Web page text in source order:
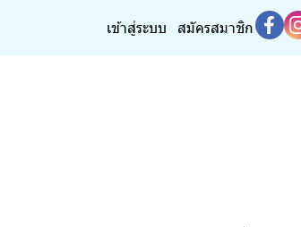
เข้าสู่ระบบ สมัครสมาชิก